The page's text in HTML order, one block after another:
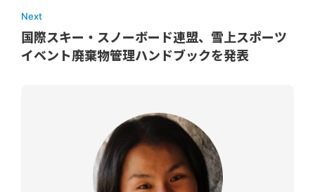
Next
国際スキー・スノーボード連盟、雪上スポーツ
イベント廃棄物管理ハンドブックを発表